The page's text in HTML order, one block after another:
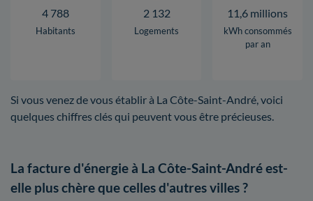
4 788
Habitants
2 132
Logements
11,6 millions
kWh consommés
par an
Si vous venez de vous établir à La Côte-Saint-André, voici
quelques chiffres clés qui peuvent vous être précieuses.
La facture d'énergie à La Côte-Saint-André est-
elle plus chère que celles d'autres villes ?